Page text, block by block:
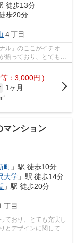
徒歩13分
歩20分
４丁目
ル」のここがイチオ
揃っており、とても充
：3,000円 )
1ヶ月
マンション
町 」駅 徒歩10分
大学 」駅 徒歩14分
」駅 徒歩20分
丁目
ており、とても充実し
とデザインに関して、